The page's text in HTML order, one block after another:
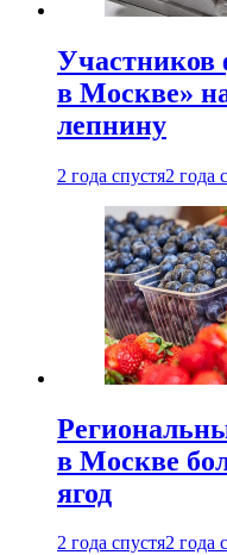
Участников
в Москве»
лепнину
2 года спустя2 года
в Москве
ягод
2 года спустя2 года